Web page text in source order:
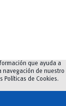
que ayuda a
navegación de nuestro
Políticas de Cookies.